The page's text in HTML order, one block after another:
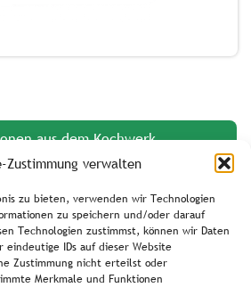
Zustimmung verwalten
zu bieten, verwenden wir Technologien
zu speichern und/oder darauf
Technologien zustimmst, können wir Daten
IDs auf dieser Website
Zustimmung nicht erteilst oder
Merkmale und Funktionen
aus dem Kochwerk
Angebote